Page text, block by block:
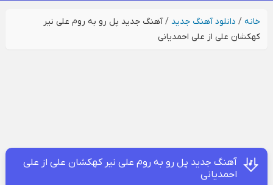
خانه/ دانلود آهنگ جدید /آهنگ جدید پل رو به روم علی نیر
کهکشان علی از علی احمدیانی
آهنگ جدید پل رو به روم علی نیر کهکشان علی از علی
احمدیانی